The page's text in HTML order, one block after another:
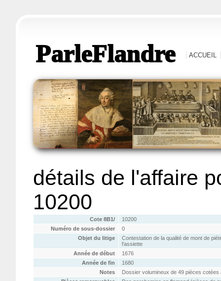
ParleFlandre ACCUEIL
détails de l'affaire
10200
Cote 8B1/
10200
Numéro de sous-dossier
0
Objet du litige
Contestation de la qualité de mont de
l'assiette
Année de début
1676
Année de fin
1680
Notes
Dossier volumineux de 49 pièces